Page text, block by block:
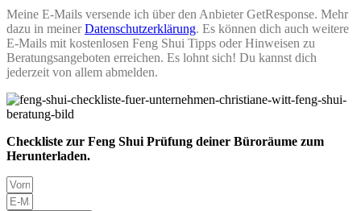
Meine E-Mails versende ich über den Anbieter GetResponse. Mehr
dazu in meinerDatenschutzerklärung. Es können dich auch weitere
E-Mails mit kostenlosen Feng Shui Tipps oder Hinweisen zu
Beratungsangeboten erreichen. Es lohnt sich! Du kannst dich
jederzeit von allem abmelden.
Checkliste zur Feng Shui Prüfung deiner Büroräume zum
Herunterladen.